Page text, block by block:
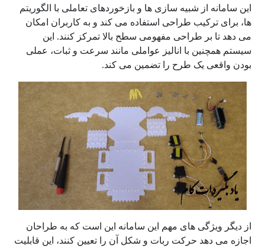
این سامانه از شبیه سازی ها و بازخوردهای تعاملی با الگوریتم
ها، برای ترکیب طراحی استفاده می کند و به کاربران امکان
می دهد تا بر طراحی مفهومی سطح بالا تمرکز کنند. این
سیستم همچنین با انالیز عواملی مانند سرعت و ثبات، عملی
بودن واقعی یک طرح را تضمین می کند.
از دیگر ویژگی های مهم این سامانه این است که به طراحان
اجازه می دهد حرکت ربات و شکل آن را تعیین کنند، این قابلیت